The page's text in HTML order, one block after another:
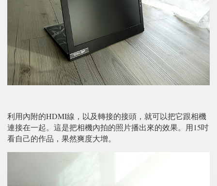
利用內附的HDMI線，以及轉接的接頭，就可以把它跟相機
連接在一起。這是把相機內拍的照片播出來的效果。用15吋
看自己的作品，果然爽度大增。